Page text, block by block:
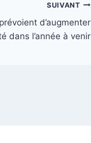
SUIVANT
d’augmenter
dans l’année à venir